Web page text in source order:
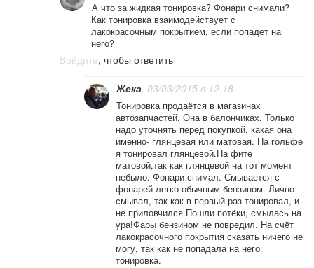
А что за жидкая тонировка? Фонари снимали?
Как тонировка взаимодействует с
лакокрасочным покрытием, если попадет на
него?
Войдите, чтобы ответить
Жека, 03/03/2015 в 12:18
Тонировка продаётся в магазинах
автозапчастей. Она в балончиках. Только
надо уточнять перед покупкой, какая она
именно- глянцевая или матовая. На гольфе
я тонировал глянцевой.На фите
матовой,так как глянцевой на тот момент
небыло. Фонари снимал. Смывается с
фонарей легко обычным бензином. Лично
смывал, так как в первый раз тонировал, и
не приловчился.Пошли потёки, смылась на
ура!Фары бензином не повредил. На счёт
лакокрасочного покрытия сказать ничего не
могу, так как не попадала на него
тонировка.